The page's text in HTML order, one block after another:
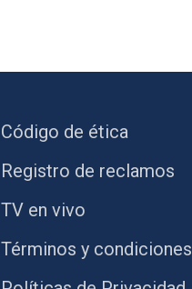
Código de ética
Registro de reclamos
TV en vivo
Términos y condiciones